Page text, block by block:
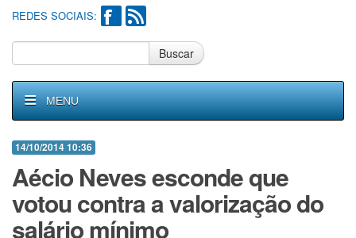
REDES SOCIAIS:
Buscar
MENU
14/10/2014 10:36
Aécio Neves esconde que
votou contra a valorização do
salário mínimo